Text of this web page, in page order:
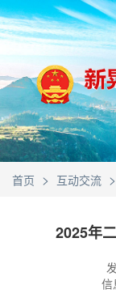
首页 > 互动交流 >
2025年
信